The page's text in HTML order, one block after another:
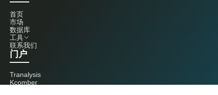
首页
市场
数据库
工具
联系我们
门户
Tranalysis
Kcomber